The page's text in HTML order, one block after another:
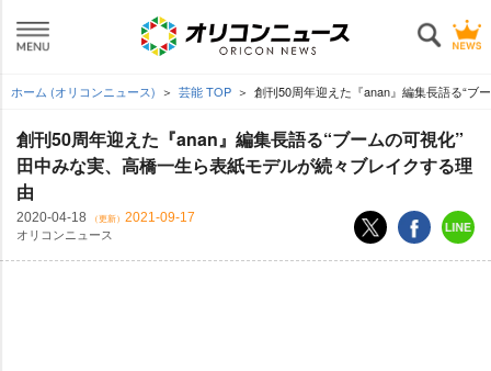
ホーム (オリコンニュース) 芸能 TOP 創刊50周年迎えた『anan』編集長語る“ブ
創刊50周年迎えた『anan』編集長語る“ブームの可視化”
田中みな実、高橋一生ら表紙モデルが続々ブレイクする理
由
2020-04-18 （更新） 2021-09-17
オリコンニュース